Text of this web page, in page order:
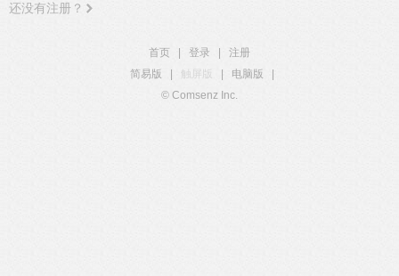
还没有注册？
首页 登录
注册
简易版
触屏版 电脑版
© Comsenz Inc.